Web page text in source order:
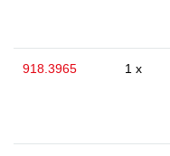
918.3965 1 x